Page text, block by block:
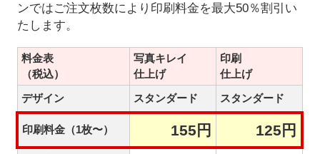
ンではご注文枚数により印刷料金を最大50％割引い
たします。
料金表
（税込）
写真キレイ
仕上げ
印刷
仕上げ
デザイン
スタンダード スタンダード
印刷料金（1枚〜） 155円 125円